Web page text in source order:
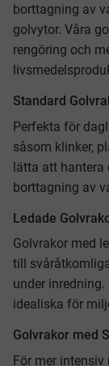
borttagning av
golvytor. Våra
rengöring och
Standard
Perfekta för
såsom klinker,
lätta att hantera
borttagning av
Ledade
Golvrakor med
till
under
idealiska för
Golvrakor med
För mer